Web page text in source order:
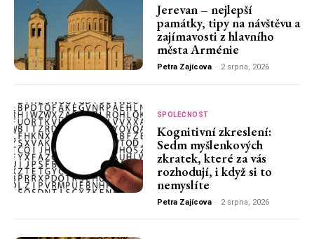
Jerevan – nejlepší
památky, tipy na návštěvu a
zajímavosti z hlavního
města Arménie
Petra Zajícova - 2 srpna, 2026
SPOLEČNOST
Kognitivní zkreslení:
Sedm myšlenkových
zkratek, které za vás
rozhodují, i když si to
nemyslíte
Petra Zajícova - 2 srpna, 2026